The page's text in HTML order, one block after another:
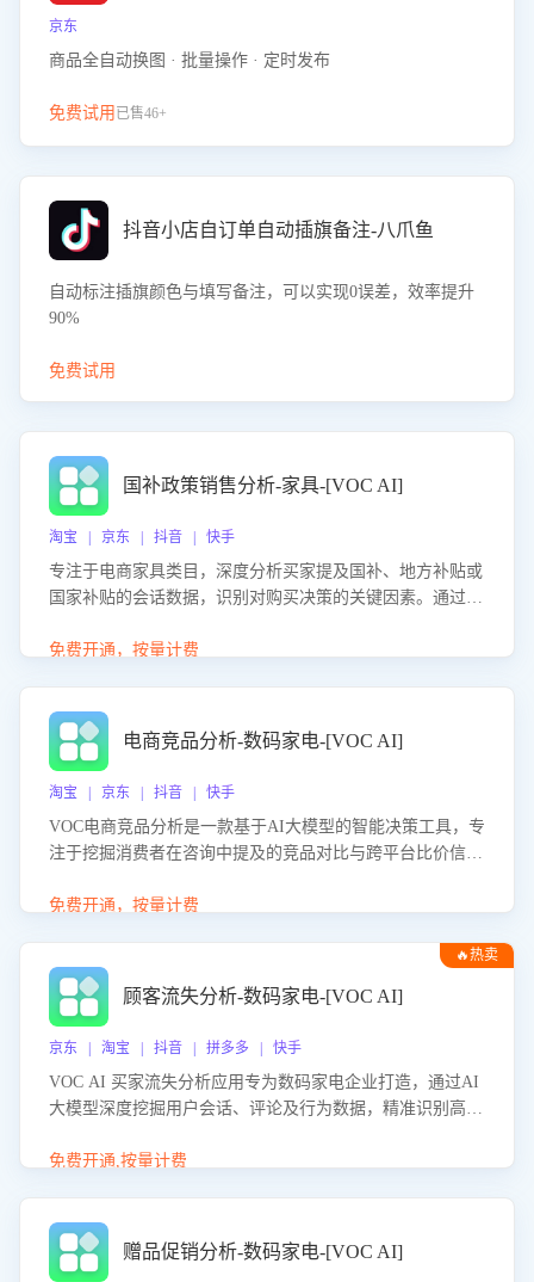
京东
商品全自动换图 · 批量操作 · 定时发布
免费试用 已售46+
抖音小店自订单自动插旗备注-八爪鱼
自动标注插旗颜色与填写备注，可以实现0误差，效率提升
90%
免费试用
国补政策销售分析-家具-[VOC AI]
淘宝 | 京东 | 抖音 | 快手
专注于电商家具类目，深度分析买家提及国补、地方补贴或
国家补贴的会话数据，识别对购买决策的关键因素。通过AI
化策略，助力商家利用国补政策提升GMV。
免费开通，按量计费
电商竞品分析-数码家电-[VOC AI]
淘宝 | 京东 | 抖音 | 快手
VOC电商竞品分析是一款基于AI大模型的智能决策工具，专
注于挖掘消费者在咨询中提及的竞品对比与跨平台比价信
商品信息，进行多维度交叉对比，并分析消费者的比价行
企业优化营销话术、突出产品与服务优势，有效提升咨询转
化率，避免陷入单纯价格竞争，实现精准扬长避短。
免费开通，按量计费
🔥热卖
顾客流失分析-数码家电-[VOC AI]
京东 | 淘宝 | 抖音 | 拼多多 | 快手
VOC AI 买家流失分析应用专为数码家电企业打造，通过AI
大模型深度挖掘用户会话、评论及行为数据，精准识别高流
应延迟、竞品价格冲击等。系统自动输出可落地的挽回策
免费开通,按量计费
赠品促销分析-数码家电-[VOC AI]